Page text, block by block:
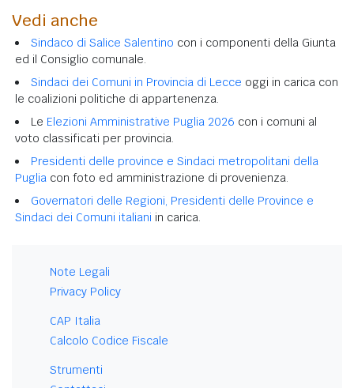
Vedi anche
Sindaco di Salice Salentino con i componenti della Giunta
ed il Consiglio comunale.
Sindaci dei Comuni in Provincia di Lecce oggi in carica con
le coalizioni politiche di appartenenza.
Le Elezioni Amministrative Puglia 2026 con i comuni al
voto classificati per provincia.
Presidenti delle province e Sindaci metropolitani della
Puglia con foto ed amministrazione di provenienza.
Governatori delle Regioni, Presidenti delle Province e
Sindaci dei Comuni italiani in carica.
Note Legali
Privacy Policy
CAP Italia
Calcolo Codice Fiscale
Strumenti